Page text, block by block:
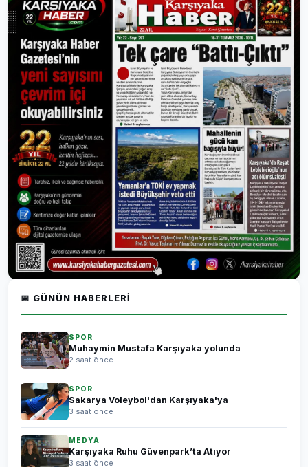
📅 GÜNÜN HABERLERI
SPOR
Muhaymin Mustafa Karşıyaka yolunda
2 saat önce
SPOR
Sakarya Voleybol'dan Karşıyaka'ya
3 saat önce
MEDYA
Karşıyaka Ruhu Güvenpark’ta Atıyor
3 saat önce